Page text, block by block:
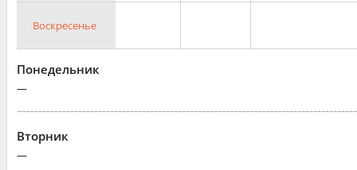
Воскресенье
Понедельник
—
Вторник
—